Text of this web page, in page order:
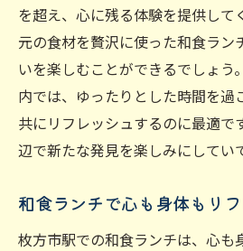
を超え、心に残る体験を提供して
元の食材を贅沢に使った和食ラン
いを楽しむことができるでしょう
内では、ゆったりとした時間を過
共にリフレッシュするのに最適で
辺で新たな発見を楽しみにしてい
和食ランチで心も身体もリ
枚方市駅での和食ランチは、心も